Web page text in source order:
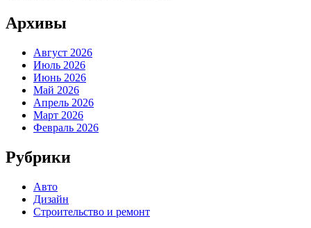
Архивы
Август 2026
Июль 2026
Июнь 2026
Май 2026
Апрель 2026
Март 2026
Февраль 2026
Рубрики
Авто
Дизайн
Строительство и ремонт